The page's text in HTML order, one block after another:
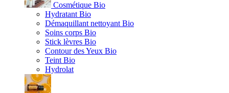
Cosmétique Bio
Hydratant Bio
Démaquillant nettoyant Bio
Soins corps Bio
Stick lèvres Bio
Contour des Yeux Bio
Teint Bio
Hydrolat